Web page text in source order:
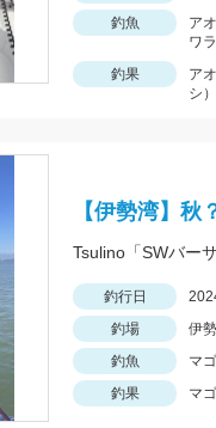
釣魚
ア
ワ
釣果
ア
シ
【伊勢湾】
釣行日
釣場
伊
釣魚
マ
釣果
マ